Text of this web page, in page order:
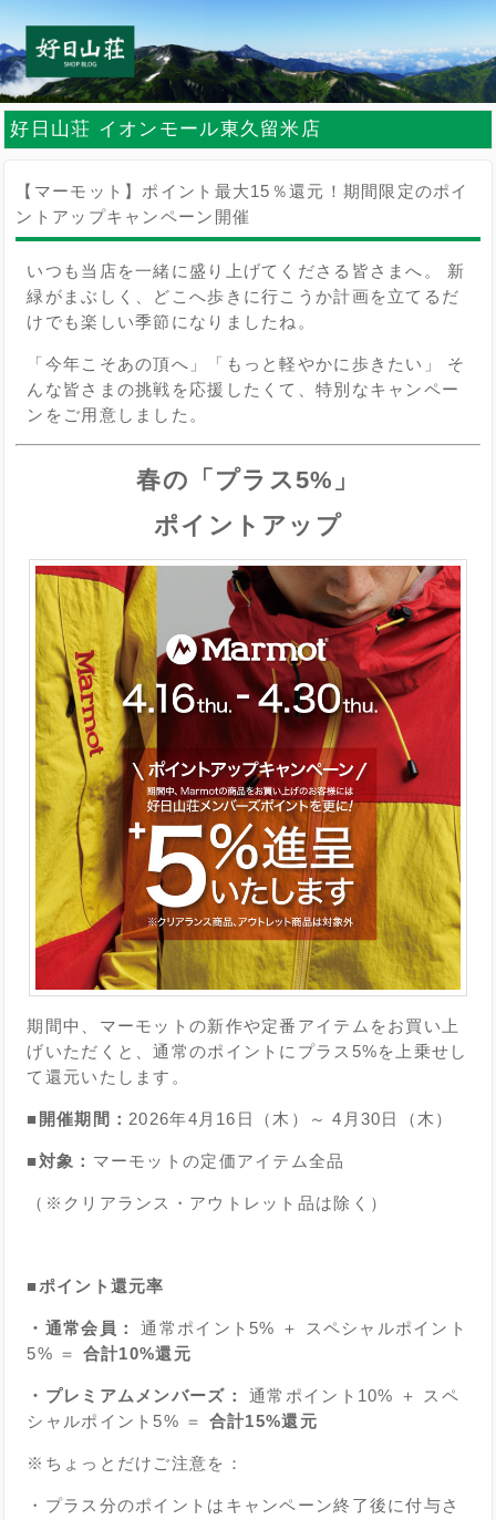
好日山荘 イオンモール東久留米店
【マーモット】ポイント最大15％還元！期間限定のポイ
ントアップキャンペーン開催
いつも当店を一緒に盛り上げてくださる皆さまへ。 新
緑がまぶしく、どこへ歩きに行こうか計画を立てるだ
けでも楽しい季節になりましたね。
「今年こそあの頂へ」「もっと軽やかに歩きたい」 そ
んな皆さまの挑戦を応援したくて、特別なキャンペー
ンをご用意しました。
春の「プラス5%」
ポイントアップ
期間中、マーモットの新作や定番アイテムをお買い上
げいただくと、通常のポイントにプラス5%を上乗せし
て還元いたします。
■開催期間： 2026年4月16日（木）～ 4月30日（木）
■対象： マーモットの定価アイテム全品
（※クリアランス・アウトレット品は除く）
■ポイント還元率
・通常会員：
通常ポイント5% ＋ スペシャルポイント
5% ＝ 合計10%還元
・プレミアムメンバーズ：
通常ポイント10% ＋ スペ
シャルポイント5% ＝ 合計15%還元
※ちょっとだけご注意を：
・プラス分のポイントはキャンペーン終了後に付与さ